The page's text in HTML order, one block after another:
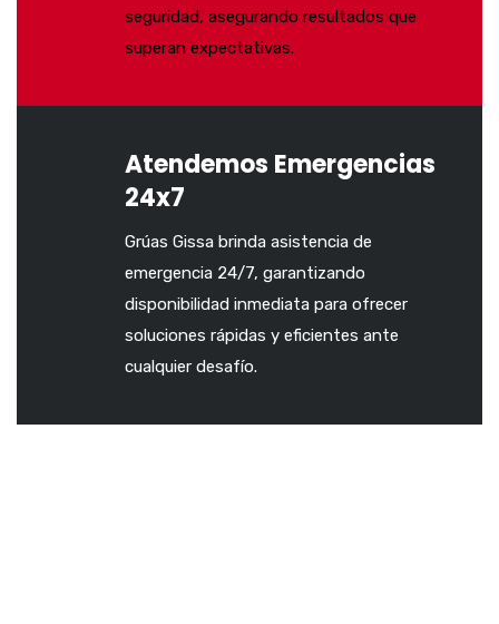
seguridad, asegurando resultados que
superan expectativas.
Atendemos Emergencias
24x7
Grúas Gissa brinda asistencia de
emergencia 24/7, garantizando
disponibilidad inmediata para ofrecer
soluciones rápidas y eficientes ante
cualquier desafío.